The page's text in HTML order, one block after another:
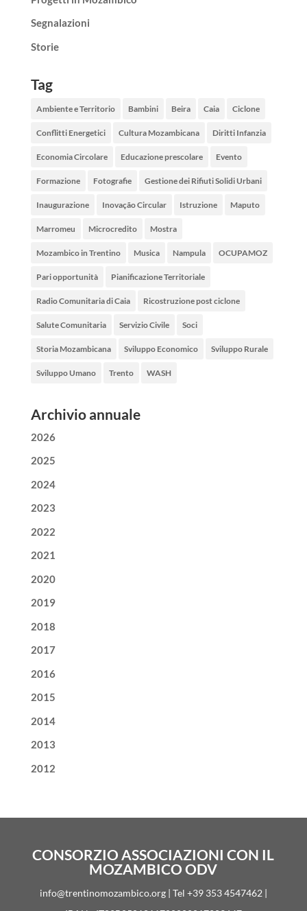
Segnalazioni
Storie
Tag
Ambiente e Territorio Bambini Beira Caia Ciclone
Conflitti Energetici Cultura Mozambicana Diritti Infanzia
Economia Circolare Educazione prescolare Evento
Formazione Fotografie Gestione dei Rifiuti Solidi Urbani
Inaugurazione Inovação Circular Istruzione Maputo
Marromeu Microcredito Mostra
Mozambico in Trentino Musica Nampula OCUPAMOZ
Pari opportunità Pianificazione Territoriale
Radio Comunitaria di Caia Ricostruzione post ciclone
Salute Comunitaria Servizio Civile Soci
Storia Mozambicana Sviluppo Economico Sviluppo Rurale
Sviluppo Umano Trento WASH
Archivio annuale
2026
2025
2024
2023
2022
2021
2020
2019
2018
2017
2016
2015
2014
2013
2012
CONSORZIO ASSOCIAZIONI CON IL
MOZAMBICO ODV
info@trentinomozambico.org | Tel +39 353 4547462 |